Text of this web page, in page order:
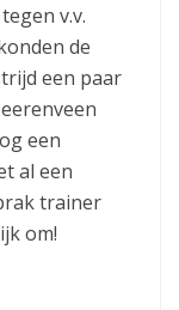
v.v.
de
een paar
een
al een
trainer
om!